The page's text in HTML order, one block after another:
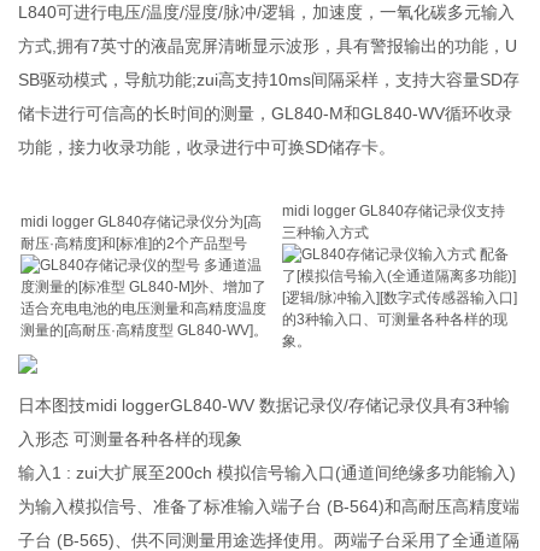
L840可进行电压/温度/湿度/脉冲/逻辑，加速度，一氧化碳多元输入
方式,拥有7英寸的液晶宽屏清晰显示波形，具有警报输出的功能，U
SB驱动模式，导航功能;zui高支持10ms间隔采样，支持大容量SD存
储卡进行可信高的长时间的测量，GL840-M和GL840-WV循环收录
功能，接力收录功能，收录进行中可换SD储存卡。
midi logger GL840存储记录仪分为[高
耐压·高精度]和[标准]的2个产品型号
多通道温
度测量的[标准型 GL840-M]外、增加了
适合充电电池的电压测量和高精度温度
测量的[高耐压·高精度型 GL840-WV]。
midi logger GL840存储记录仪支持
三种输入方式
配备
了[模拟信号输入(全通道隔离多功能)]
[逻辑/脉冲输入][数字式传感器输入口]
的3种输入口、可测量各种各样的现
象。
日本图技midi loggerGL840-WV 数据记录仪/存储记录仪具有3种输
入形态 可测量各种各样的现象
输入1 : zui大扩展至200ch 模拟信号输入口(通道间绝缘多功能输入)
为输入模拟信号、准备了标准输入端子台 (B-564)和高耐压高精度端
子台 (B-565)、供不同测量用途选择使用。两端子台采用了全通道隔